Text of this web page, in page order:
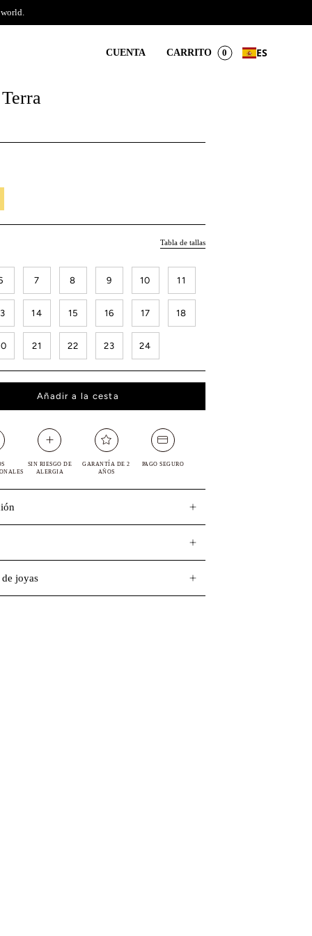
CUENTA CARRITO 0 ES
Tabla de tallas
7 8 9 10 11
14 15 16 17 18
21 22 23 24
Añadir a la cesta
SIN RIESGO DE
ALERGIA
GARANTÍA DE 2
AÑOS
PAGO SEGURO
joyas